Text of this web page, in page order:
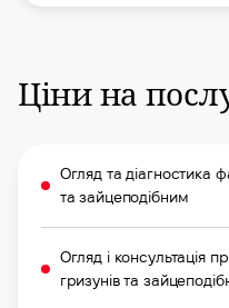
Ціни на
Огляд та діагностика
та зайцеподібним
Огляд і консультація
гризунів та